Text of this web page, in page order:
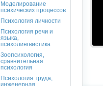
Моделирование
психических процессов
Психология личности
Психология речи и
языка,
психолингвистика
Зоопсихология,
сравнительная
психология
Психология труда,
инженерная